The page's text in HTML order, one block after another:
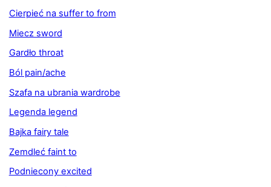
Cierpieć na suffer to from
Miecz sword
Gardło throat
Ból pain/ache
Szafa na ubrania wardrobe
Legenda legend
Bajka fairy tale
Zemdleć faint to
Podniecony excited